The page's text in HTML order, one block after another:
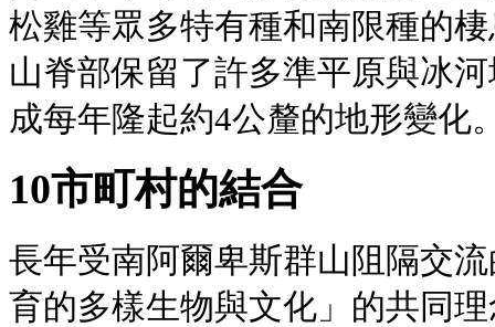
松雞等眾多特有種和南限種的
山脊部保留了許多準平原與冰
成每年隆起約4公釐的地形變化
10市町村的結合
長年受南阿爾卑斯群山阻隔交
育的多樣生物與文化」的共同